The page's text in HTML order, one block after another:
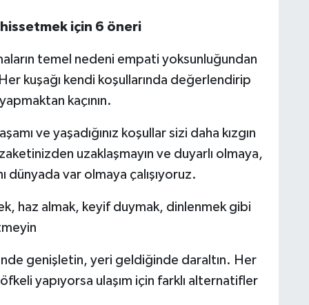
için 6 öneri
temel nedeni empati yoksunluğundan
kuşağı kendi koşullarında değerlendirip
kaçının.
ve yaşadığınız koşullar sizi daha kızgın
uzaklaşmayın ve duyarlı olmaya,
var olmaya çalışıyoruz.
haz almak, keyif duymak, dinlenmek gibi
genişletin, yeri geldiğinde daraltın. Her
yapıyorsa ulaşım için farklı alternatifler